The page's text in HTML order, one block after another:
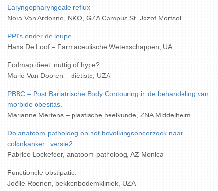
Laryngopharyngeale reflux.
Nora Van Ardenne, NKO, GZA Campus St. Jozef Mortsel
PPI’s onder de loupe.
Hans De Loof – Farmaceutische Wetenschappen, UA
Fodmap dieet: nuttig of hype?
Marie Van Dooren – diëtiste, UZA
PBBC – Post Bariatrische Body Contouring in de behandeling van
morbide obesitas.
Marianne Mertens – plastische heelkunde, ZNA Middelheim
De anatoom-patholoog en het bevolkingsonderzoek naar
colonkanker.
versie2
Fabrice Lockefeer, anatoom-patholoog, AZ Monica
Functionele obstipatie.
Joëlle Roenen, bekkenbodemkliniek, UZA